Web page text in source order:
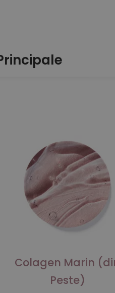
Shea, Vitamina E si
Shea, Vitamina E si
Colagen Marin
Peste)